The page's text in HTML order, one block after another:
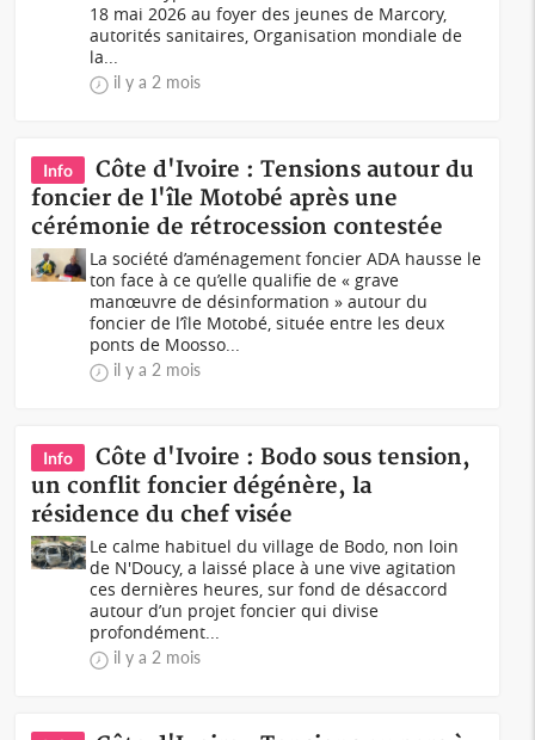
18 mai 2026 au foyer des jeunes de Marcory,
autorités sanitaires, Organisation mondiale de
la...
il y a 2 mois
Info
Côte d'Ivoire : Tensions autour du
foncier de l'île Motobé après une
cérémonie de rétrocession contestée
La société d’aménagement foncier ADA hausse le
ton face à ce qu’elle qualifie de « grave
manœuvre de désinformation » autour du
foncier de l’île Motobé, située entre les deux
ponts de Moosso...
il y a 2 mois
Info
Côte d'Ivoire : Bodo sous tension,
un conflit foncier dégénère, la
résidence du chef visée
Le calme habituel du village de Bodo, non loin
de N'Doucy, a laissé place à une vive agitation
ces dernières heures, sur fond de désaccord
autour d’un projet foncier qui divise
profondément...
il y a 2 mois